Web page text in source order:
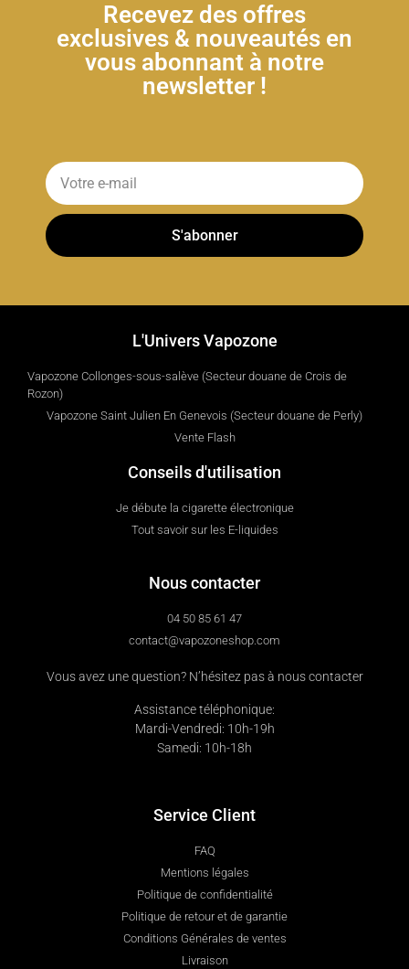
Recevez des offres
exclusives & nouveautés en
vous abonnant à notre
newsletter !
S'abonner
L'Univers Vapozone
Vapozone Collonges-sous-salève (Secteur douane de Crois de
Rozon)
Vapozone Saint Julien En Genevois (Secteur douane de Perly)
Vente Flash
Conseils d'utilisation
Je débute la cigarette électronique
Tout savoir sur les E-liquides
Nous contacter
04 50 85 61 47
contact@vapozoneshop.com
Vous avez une question? N’hésitez pas à nous contacter
Assistance téléphonique:
Mardi-Vendredi: 10h-19h
Samedi: 10h-18h
Service Client
FAQ
Mentions légales
Politique de confidentialité
Politique de retour et de garantie
Conditions Générales de ventes
Livraison